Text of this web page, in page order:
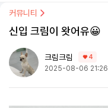
커뮤니티
신입 크림이 왓어유😀
크림크림 4
2025-08-06 21:26